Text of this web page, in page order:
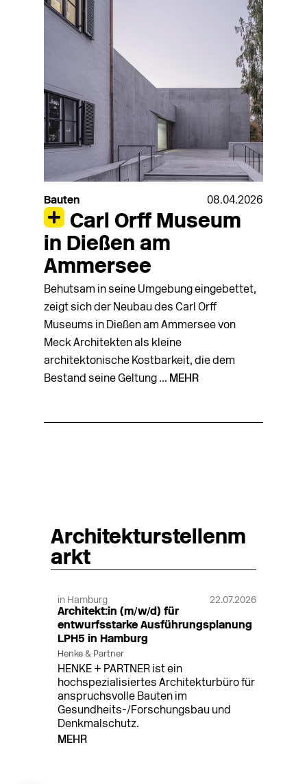
Bauten 08.04.2026
Carl Orff Museum
in Dießen am
Ammersee
Behutsam in seine Umgebung eingebettet,
zeigt sich der Neubau des Carl Orff
Museums in Dießen am Ammersee von
Meck Architekten als kleine
architektonische Kostbarkeit, die dem
Bestand seine Geltung ... MEHR
Architekturstellenm
arkt
in Hamburg 22.07.2026
Architekt:in (m/w/d) für
entwurfsstarke Ausführungsplanung
LPH5 in Hamburg
Henke & Partner
HENKE + PARTNER ist ein
hochspezialisiertes Architekturbüro für
anspruchsvolle Bauten im
Gesundheits-/Forschungsbau und
Denkmalschutz.
MEHR